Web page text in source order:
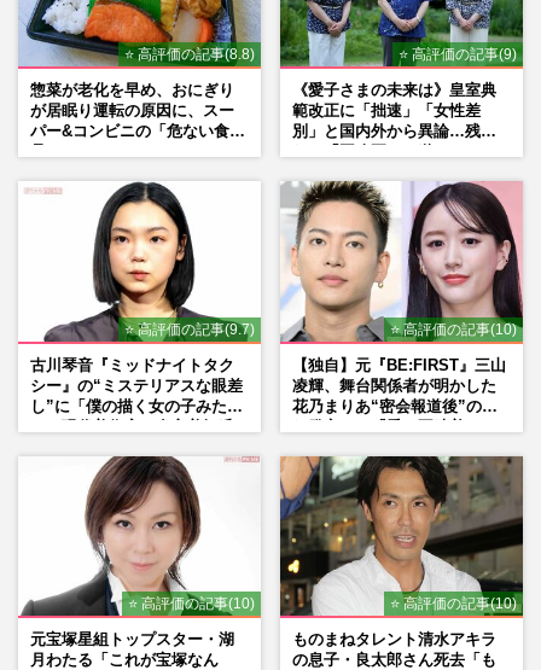
⭐ 高評価の記事(8.8)
惣菜が老化を早め、おにぎり
が居眠り運転の原因に、スー
パー&コンビニの「危ない食
⭐ 高評価の記事(9)
《愛子さまの未来は》皇室典
範改正に「拙速」「女性差
別」と国内外から異論…残さ
⭐ 高評価の記事(9.7)
古川琴音『ミッドナイトタク
シー』の“ミステリアスな眼差
し”に「僕の描く女の子みた
⭐ 高評価の記事(10)
【独自】元『BE:FIRST』三山
凌輝、舞台関係者が明かした
花乃まりあ“密会報道後”の呆
⭐ 高評価の記事(10)
元宝塚星組トップスター・湖
月わたる「これが宝塚なん
⭐ 高評価の記事(10)
ものまねタレント清水アキラ
の息子・良太郎さん死去「も